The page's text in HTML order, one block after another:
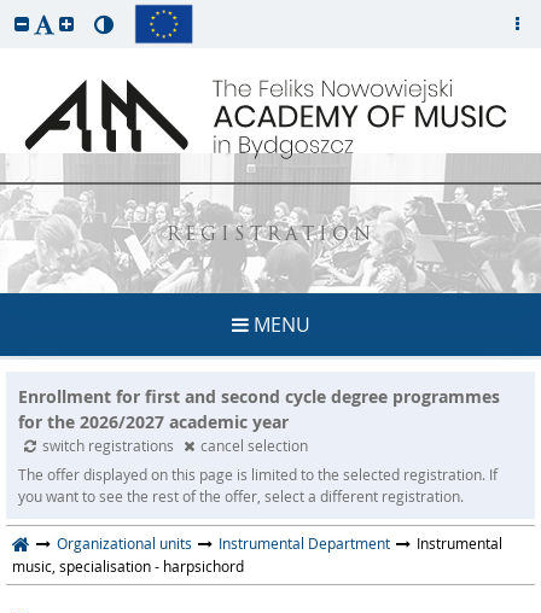
REGISTRATION
MENU
Enrollment for first and second cycle degree programmes
for the 2026/2027 academic year
switch registrations
cancel selection
The offer displayed on this page is limited to the selected registration. If
you want to see the rest of the offer, select a different registration.
Organizational units Instrumental Department
Instrumental
music, specialisation - harpsichord